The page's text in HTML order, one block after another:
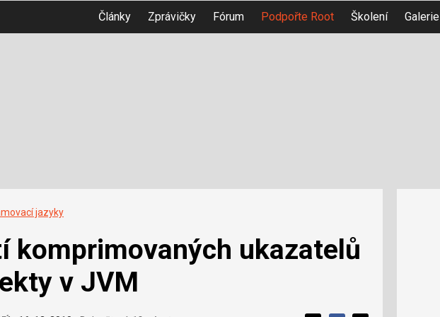
Články Zprávičky Fórum Podpořte Root Školení Galerie
jazyky
komprimovaných ukazatelů
v JVM